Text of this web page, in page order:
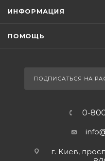
ИНФОРМАЦИЯ
ПОМОЩЬ
ПОДПИСАТЬСЯ НА
0-
г. Киев,